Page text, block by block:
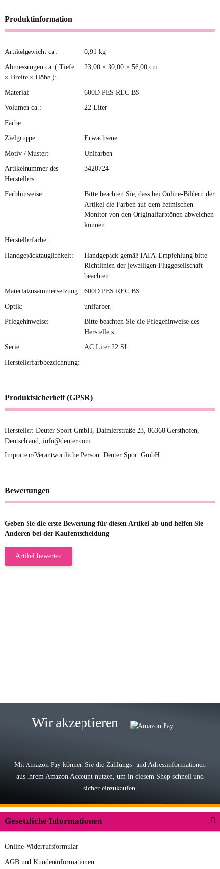
Produktinformation
Produkteigenschaft
Wert
Artikelgewicht ca.: 0,91 kg
Abmessungen ca. ( Tiefe
× Breite × Höhe ):
23,00 × 30,00 × 56,00 cm
Material: 600D PES REC BS
Volumen ca.: 22 Liter
Farbe:
Zielgruppe: Erwachsene
Motiv / Muster: Unifarben
Artikelnummer des
Herstellers:
3420724
Farbhinweise:
Bitte beachten Sie, dass bei Online-Bildern der
Artikel die Farben auf dem heimischen
Monitor von den Originalfarbtönen abweichen
können.
Herstellerfarbe:
Handgepäcktauglichkeit:
Handgepäck gemäß IATA-Empfehlung-bitte
Richtlinien der jeweiligen Fluggesellschaft
beachten
Materialzusammensetzung: 600D PES REC BS
Optik: unifarben
Pflegehinweise:
Bitte beachten Sie die Pflegehinweise des
Herstellers.
Serie: AC Liter 22 SL
Herstellerfarbbezeichnung:
Produktsicherheit (GPSR)
Hersteller: Deuter Sport GmbH, Daimlerstraße 23, 86368 Gersthofen,
Deutschland, info@deuter.com
Importeur/Verantwortliche Person: Deuter Sport GmbH
Bewertungen
Geben Sie die erste Bewertung für diesen Artikel ab und helfen Sie
Anderen bei der Kaufentscheidung
Artikel bewerten
Lieferung, man kann bedenkenlos
Der Koffer macht einen sehr soliden
Wir akzeptieren
Mit Amazon Pay können Sie die Zahlungs- und Adressinformationen
aus Ihrem Amazon Account nutzen, um in diesem Shop schnell und
sicher einzukaufen.
Gesetzliche Informationen
Online-Widerrufsformular
AGB und Kundeninformationen